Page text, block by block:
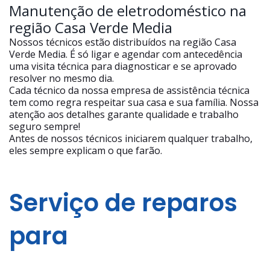
Manutenção de eletrodoméstico na
região Casa Verde Media
Nossos técnicos estão distribuídos na região Casa
Verde Media. É só ligar e agendar com antecedência
uma visita técnica para diagnosticar e se aprovado
resolver no mesmo dia.
Cada técnico da nossa empresa de assistência técnica
tem como regra respeitar sua casa e sua família. Nossa
atenção aos detalhes garante qualidade e trabalho
seguro sempre!
Antes de nossos técnicos iniciarem qualquer trabalho,
eles sempre explicam o que farão.
Serviço de reparos
para